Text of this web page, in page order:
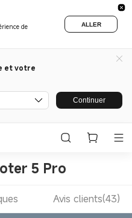
de
ALLER
et votre
Continuer
5 Pro
Avis clients(43)